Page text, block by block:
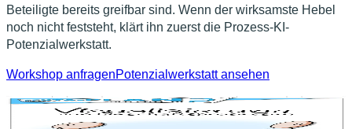
Beteiligte bereits greifbar sind. Wenn der wirksamste Hebel
noch nicht feststeht, klärt ihn zuerst die Prozess-KI-
Potenzialwerkstatt.
Workshop anfragenPotenzialwerkstatt ansehen
Visual Management schafft nur dann Wirkung, wenn
Visualisierung und tägliche Nutzung im selben Format